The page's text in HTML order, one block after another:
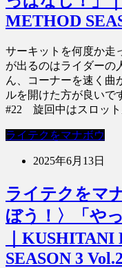
METHOD
サーキットを何度か走
が出るのはライダーの
ん、コーナーを速く曲
ルを開けた方が良い
#22 旋回中はスロッ
ライテクをマナボウ
2025年6月13日
ライテクをマ
ぼう！〉「や
｜
SEASON 3